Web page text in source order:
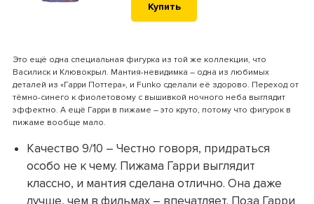
Купить
Это ещё одна специальная фигурка из той же коллекции, что
Василиск и Клювокрыл. Мантия-невидимка – одна из любимых
деталей из «Гарри Поттера», и Funko сделали её здорово. Переход от
тёмно-синего к фиолетовому с вышивкой ночного неба выглядит
эффектно. А ещё Гарри в пижаме – это круто, потому что фигурок в
пижаме вообще мало.
Качество 9/10 – Честно говоря, придраться
особо не к чему. Пижама Гарри выглядит
классно, и мантия сделана отлично. Она даже
лучше, чем в фильмах – впечатляет. Поза Гарри